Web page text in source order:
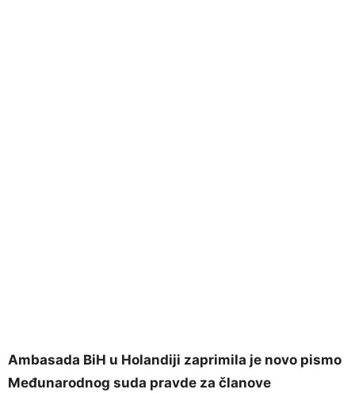
Ambasada BiH u Holandiji zaprimila je novo pismo
Međunarodnog suda pravde za članove